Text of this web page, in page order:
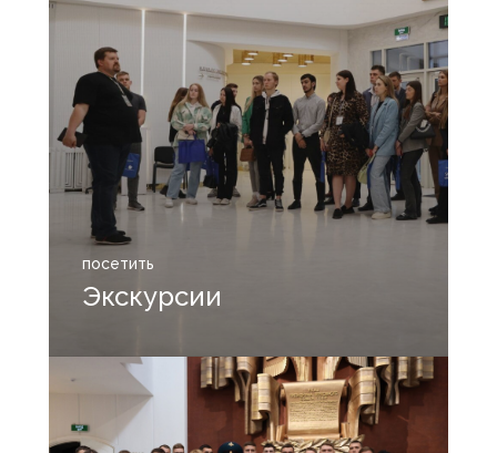
посетить
Экскурсии